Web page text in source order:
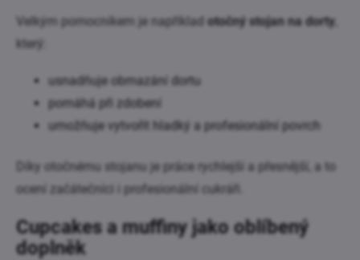
Velkým pomocníkem je například otočný stojan na dorty
který:
usnadňuje obmazání dortu
pomáhá při zdobení
umožňuje vytvořit hladký a profesionální povrch
Díky otočnému stojanu je práce rychlejší a přesnější, a to
ocení začátečníci i profesionální cukráři.
Cupcakes a muffiny jako oblíbený
doplněk